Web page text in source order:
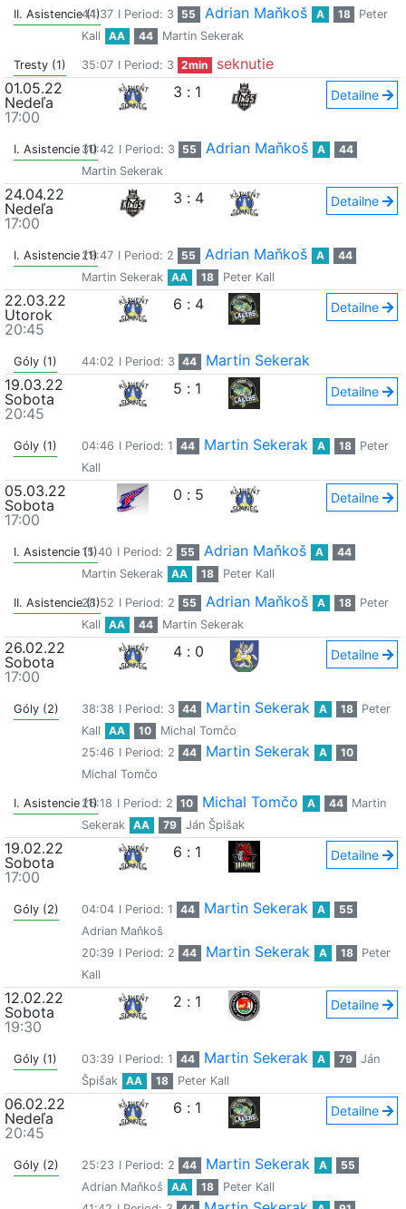
II. Asistencie (1)
44:37 I Period: 3 55 Adrian Maňkoš A 18
Peter
Kall
AA 44 Martin Sekerak
Tresty (1) 35:07 I Period: 3 2min
seknutie
01.05.22
Nedeľa
17:00
3 : 1 Detailne
I. Asistencie (1)30:42 I Period: 3 55 Adrian Maňkoš A
44
Martin Sekerak
24.04.22
Nedeľa
17:00
3 : 4 Detailne
I. Asistencie (1)29:47 I Period: 2 55 Adrian Maňkoš A
44
Martin Sekerak
AA 18 Peter Kall
22.03.22
Utorok
20:45
6 : 4 Detailne
Góly (1) 44:02 I Period: 3 44
Martin Sekerak
19.03.22
Sobota
20:45
5 : 1 Detailne
Góly (1) 04:46 I Period: 1 44 Martin Sekerak A 18
Peter
Kall
05.03.22
Sobota
17:00
0 : 5 Detailne
I. Asistencie (1)15:40 I Period: 2 55 Adrian Maňkoš A
44
Martin Sekerak
AA 18 Peter Kall
II. Asistencie (1)
28:52 I Period: 2 55 Adrian Maňkoš A 18
Peter
Kall
AA 44 Martin Sekerak
26.02.22
Sobota
17:00
4 : 0 Detailne
Góly (2) 38:38 I Period: 3 44 Martin Sekerak A 18
Peter
Kall
AA 10
Michal Tomčo
25:46 I Period: 2 44 Martin Sekerak A
10
Michal Tomčo
I. Asistencie (1)26:18 I Period: 2 10 Michal Tomčo A 44
Martin
Sekerak
AA 79 Ján Špišak
19.02.22
Sobota
17:00
6 : 1 Detailne
Góly (2) 04:04 I Period: 1 44 Martin Sekerak A
55
Adrian Maňkoš
20:39 I Period: 2 44 Martin Sekerak A 18
Peter
Kall
12.02.22
Sobota
19:30
2 : 1 Detailne
Góly (1) 03:39 I Period: 1 44 Martin Sekerak A 79
Ján
Špišak
AA 18 Peter Kall
06.02.22
Nedeľa
20:45
6 : 1 Detailne
Góly (2) 25:23 I Period: 2 44 Martin Sekerak A
55
Adrian Maňkoš
AA 18
Peter Kall